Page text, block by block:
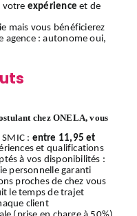
votre expérience et de
mais vous bénéficierez
agence : autonome oui,
chez ONELA, vous
: entre 11,95 et
et qualifications
à vos disponibilités :
personnelle garanti
proches de chez vous
le temps de trajet
client